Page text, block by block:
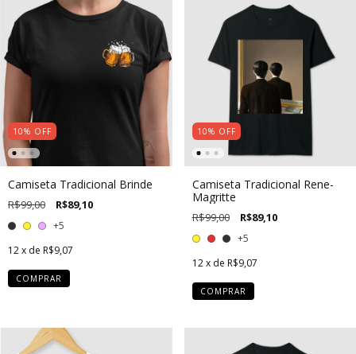
10% OFF
Camiseta Tradicional Brinde
R$99,00 R$89,10
+5
12x de R$9,07
COMPRAR
10% OFF
Camiseta Tradicional Rene-
Magritte
R$99,00 R$89,10
+5
12 x de R$9,07
COMPRAR